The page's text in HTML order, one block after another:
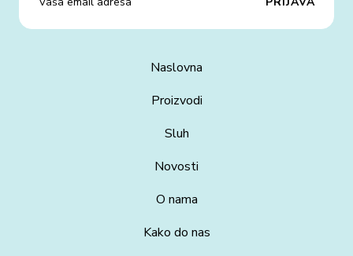
Naslovna
Proizvodi
Sluh
Novosti
O nama
Kako do nas